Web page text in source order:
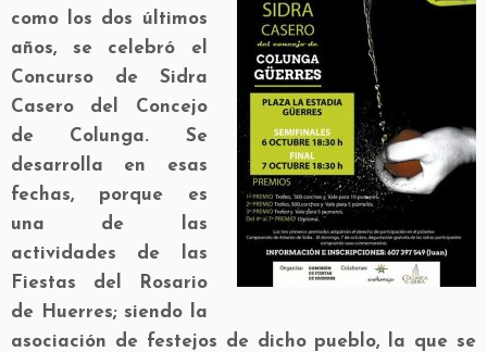
como los dos últimos
años, se celebró el
Concurso de Sidra
Casero del Concejo
de Colunga. Se
desarrolla en esas
fechas, porque es
una de las
actividades de las
Fiestas del Rosario
de Huerres; siendo la
asociación de festejos de dicho pueblo, la que se